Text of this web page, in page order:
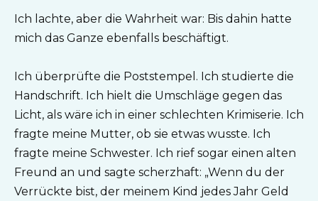
Ich lachte, aber die Wahrheit war: Bis dahin hatte
mich das Ganze ebenfalls beschäftigt.
Ich überprüfte die Poststempel. Ich studierte die
Handschrift. Ich hielt die Umschläge gegen das
Licht, als wäre ich in einer schlechten Krimiserie. Ich
fragte meine Mutter, ob sie etwas wusste. Ich
fragte meine Schwester. Ich rief sogar einen alten
Freund an und sagte scherzhaft: „Wenn du der
Verrückte bist, der meinem Kind jedes Jahr Geld